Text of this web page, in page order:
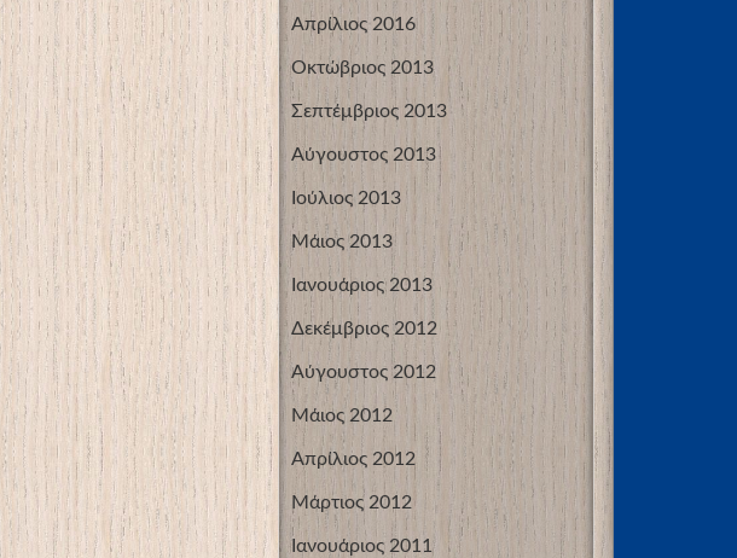
Απρίλιος 2016
Οκτώβριος 2013
Σεπτέμβριος 2013
Αύγουστος 2013
Ιούλιος 2013
Μάιος 2013
Ιανουάριος 2013
Δεκέμβριος 2012
Αύγουστος 2012
Μάιος 2012
Απρίλιος 2012
Μάρτιος 2012
Ιανουάριος 2011